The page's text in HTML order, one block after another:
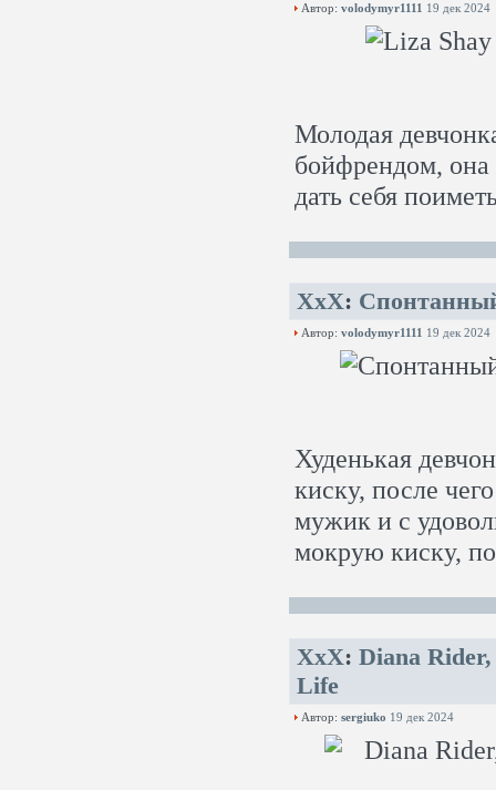
Автор: volodymyr1111 19 дек 2024
Молодая
бойфрендом, она
дать себя
XxX:
Автор: volodymyr1111 19 дек 2024
Худенькая
киску, после
мужик и с
мокрую киску,
XxX: Diana
Life
Автор: sergiuko 19 дек 2024